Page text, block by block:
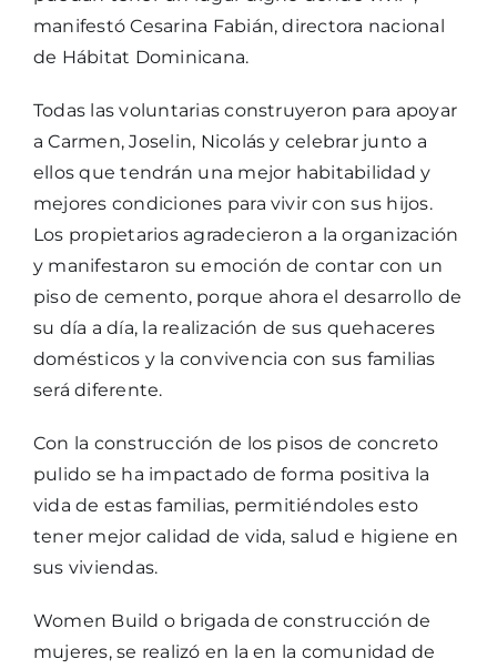
manifestó Cesarina Fabián, directora nacional
de Hábitat Dominicana.
Todas las voluntarias construyeron para apoyar
a Carmen, Joselin, Nicolás y celebrar junto a
ellos que tendrán una mejor habitabilidad y
mejores condiciones para vivir con sus hijos.
Los propietarios agradecieron a la organización
y manifestaron su emoción de contar con un
piso de cemento, porque ahora el desarrollo de
su día a día, la realización de sus quehaceres
domésticos y la convivencia con sus familias
será diferente.
Con la construcción de los pisos de concreto
pulido se ha impactado de forma positiva la
vida de estas familias, permitiéndoles esto
tener mejor calidad de vida, salud e higiene en
sus viviendas.
Women Build o brigada de construcción de
mujeres, se realizó en la en la comunidad de